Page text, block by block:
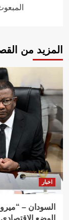
المزيد من
اخبار
السودان –